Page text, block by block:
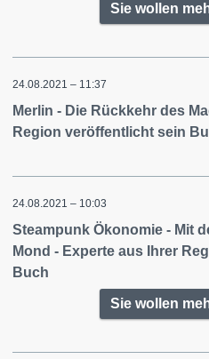
Sie wollen
24.08.2021 – 11:37
Merlin - Die Rückkehr des
Region veröffentlicht sein
24.08.2021 – 10:03
Steampunk Ökonomie - Mit
Mond - Experte aus Ihrer
Buch
Sie wollen